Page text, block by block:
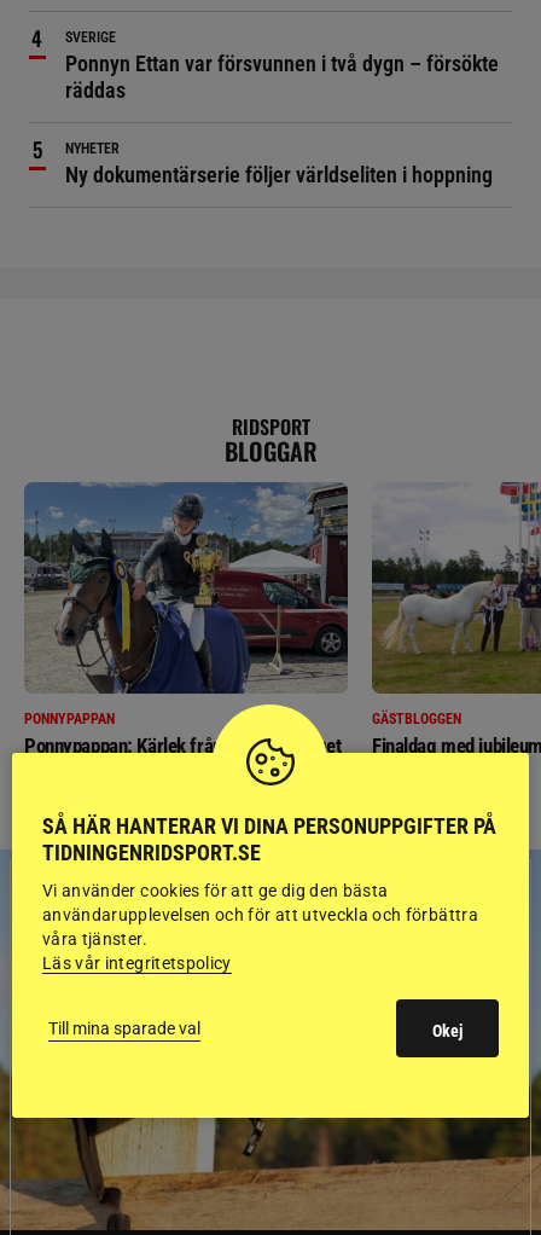
SVERIGE
Ponnyn Ettan var försvunnen i två dygn – försökte
räddas
NYHETER
Ny dokumentärserie följer världseliten i hoppning
RIDSPORT
BLOGGAR
PONNYPAPPAN
Ponnypappan: Kärlek från första gnägget
GÄSTBLOGGEN
Finaldag med
SÅ HÄR HANTERAR VI DINA PERSONUPPGIFTER PÅ
TIDNINGENRIDSPORT.SE
Vi använder cookies för att ge dig den bästa
användarupplevelsen och för att utveckla och förbättra
våra tjänster.
Läs vår integritetspolicy
Till mina sparade val Okej